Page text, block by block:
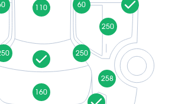
110
160
60
250
250
258